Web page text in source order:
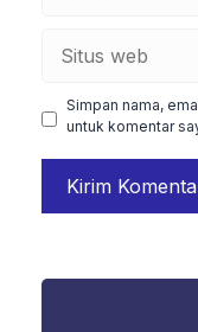
Simpan nama,
untuk komentar